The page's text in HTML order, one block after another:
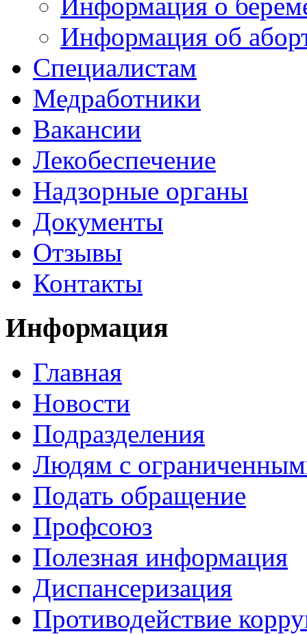
Информация о
Информация об
Специалистам
Медработники
Вакансии
Лекобеспечение
Надзорные органы
Документы
Отзывы
Контакты
Информация
Главная
Новости
Подразделения
Людям с
Подать обращение
Профсоюз
Полезная информация
Диспансеризация
Противодействие